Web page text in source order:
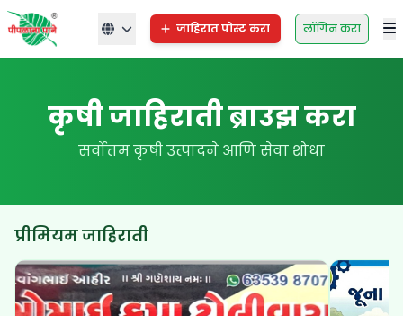
जाहिरात पोस्ट करा लॉगिन करा
कृषी जाहिराती ब्राउझ करा
सर्वोत्तम कृषी उत्पादने आणि सेवा शोधा
प्रीमियम जाहिराती